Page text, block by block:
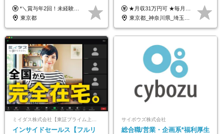
120日*土日祝休み*残業ほぼな
し*育児中社員8割以上
*＼賞与年2回！未経験から月給28万円スタート／* ◆月給28万～40万円＋賞与年2回＋各種インセンティブ ※経験・スキルを考慮の上、決定します ※試用期間6ヶ月間あり（期間中は月給26万円～になります。その他待遇等に差異はありません） ※月給には月35時間分の固定残業代含む（月5万4800円/超過分別途支給） ※ほとんどのメンバーが残業ゼロです！フレックスタイム制のため、自分の生活に合わせて調整できます。 ＼希望性で土曜日出勤あり／ お客様より「土曜日に応募者の対応をしてほしい」という ご要望を受けた際に、応募者対応⇒求職者との メッセージのやり取りなど、対応が発生する場合があります。 ※土曜日に出勤いただく場合は ・2時間稼働：4500円 ・4時間稼働：9000円 の給与が発生。勤務時間が4時間超えることは原則ありません。 短期間で高い給与をGETできるチャンスです♪
東京都
可/月最大3万のインセンティ
ブ支給/平均年齢33歳
★月収31万円可 ★毎月「最大3万円」のインセンティブあり 月給266,228円～＋スキル手当（15,000円）＋インセンティブ（月最大3万円） ※月給例（月額最大額）：281,228 円＋残業代発生分 インセンティブを最大まで取得できた場合は、月額最大額：311,228円＋残業代発生分 となります ※経験・スキルなどを考慮し決定します ※残業代は1分単位で支給 ※試用期間3ヵ月あり（契約社員期間も給与・待遇に変更なし） ※インセンティブは効率性、顧客満足、勤怠状況等の結果により毎月金額が決定されます。 ＼”頑張り”はインセンティブで還元！／ 入社3ヶ月目から、目標数字やKPI、勤怠状況、お客様アンケートなどをもとに評価をスタート。 最短4ヶ月目にはインセンティブの支給も可能です！
東京都_神奈川県_埼玉県_千葉県_大阪府_愛知県_北海道_青森県_岩手県_宮城県_秋田県_山形県_福島県_茨城県_栃木県_群馬県_新潟県_山梨県_長野県_富山県_石川県_福井県_静岡県_岐阜県_三重県_兵庫県_京都府_滋賀県_奈良県_和歌山県_広島県_岡山県_鳥取県_島根県_山口県_徳島県_香川県_愛媛県_高知県_福岡県_熊本県_佐賀県_長崎県_大分県_宮崎県_鹿児島県_沖縄県
インサイドセールス【フルリ
サイボウズ株式会社
総合職/営業・企画系*福利厚生